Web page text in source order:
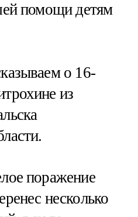
помощи детям
о 16-
из
поражение
несколько